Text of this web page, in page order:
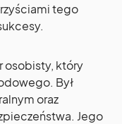
tego
osobisty, który
Był
oraz
Jego